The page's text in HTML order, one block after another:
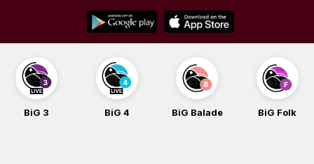
content
BiG 3 BiG 4 BiG Balade BiG Folk